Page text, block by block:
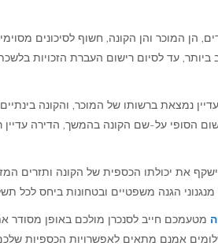
הן המוכר והן הקונה, חשוף לסיכונים
עד לסיום רישום העברת הזכויות
נמצאת ברשותו של המוכר, והקונה
הסופי על-שם הקונה בהמשך, הדירה
את יכולתו הכספית של הקונה ותזרים
הגנה משפטיים ובטחונות ביחס לכל
מטעמכם חייב לסנכרן מולכם באופן מסודר
אמנם מתאים לאפשרויות הכספיות